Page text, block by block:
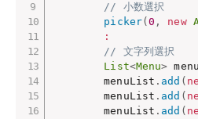
// 小数選択
picker(0 , new
:
// 文字列選択
List<Menu>
        menuList
. add (
        menuList
. add (
        menuList
. add (